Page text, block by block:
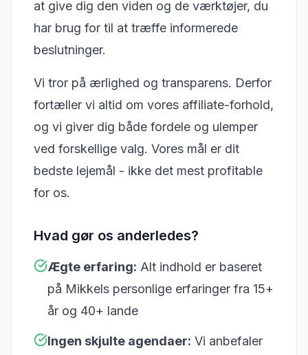
at give dig den viden og de værktøjer, du
har brug for til at træffe informerede
beslutninger.
Vi tror på ærlighed og transparens. Derfor
fortæller vi altid om vores affiliate-forhold,
og vi giver dig både fordele og ulemper
ved forskellige valg. Vores mål er dit
bedste lejemål - ikke det mest profitable
for os.
Hvad gør os anderledes?
Ægte erfaring: Alt indhold er baseret
på Mikkels personlige erfaringer fra 15+
år og 40+ lande
Ingen skjulte agendaer: Vi anbefaler